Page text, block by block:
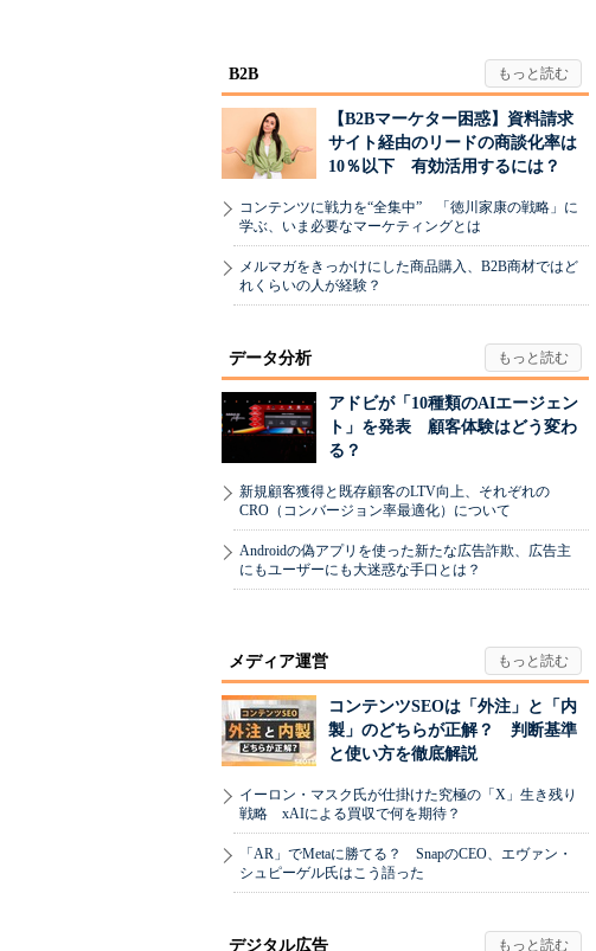
B2B
【B2Bマーケター困惑】資料請求
サイト経由のリードの商談化率は
10％以下 有効活用するには？
コンテンツに戦力を“全集中” 「徳川家康の戦略」に
学ぶ、いま必要なマーケティングとは
メルマガをきっかけにした商品購入、B2B商材ではど
れくらいの人が経験？
データ分析
アドビが「10種類のAIエージェン
ト」を発表 顧客体験はどう変わ
る？
新規顧客獲得と既存顧客のLTV向上、それぞれの
CRO（コンバージョン率最適化）について
Androidの偽アプリを使った新たな広告詐欺、広告主
にもユーザーにも大迷惑な手口とは？
メディア運営
コンテンツSEOは「外注」と「内
製」のどちらが正解？ 判断基準
と使い方を徹底解説
イーロン・マスク氏が仕掛けた究極の「X」生き残り
戦略 xAIによる買収で何を期待？
「AR」でMetaに勝てる？ SnapのCEO、エヴァン・
シュピーゲル氏はこう語った
デジタル広告